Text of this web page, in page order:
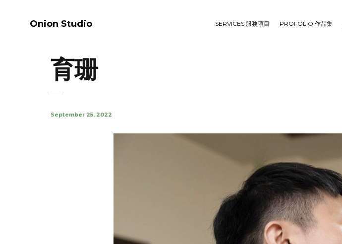
Onion Studio SERVICES 服務項目 PROFOLIO 作品集
育珊
September 25, 2022